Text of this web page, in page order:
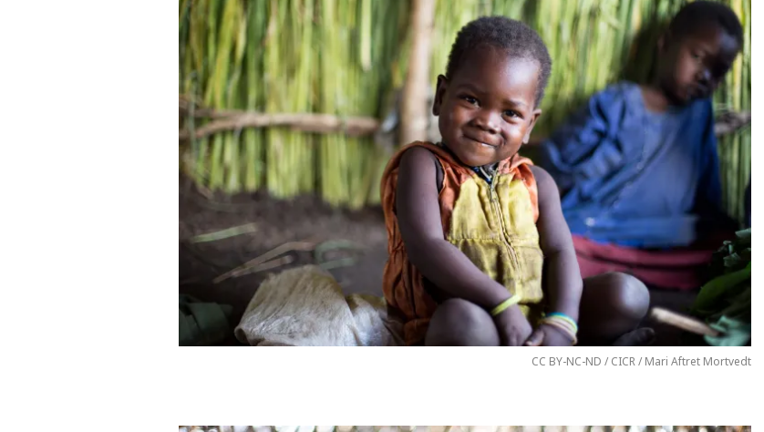
CC BY-NC-ND / CICR / Mari Aftret Mortvedt